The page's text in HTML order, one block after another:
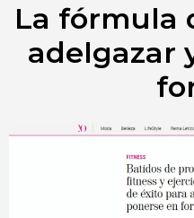
La fórmula
adelgazar